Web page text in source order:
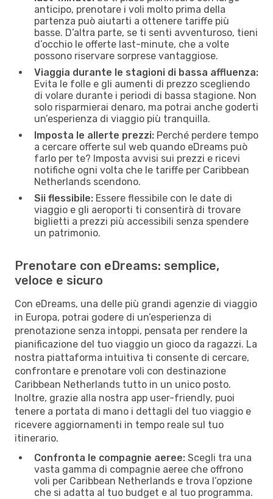
anticipo, prenotare i voli molto prima della
partenza può aiutarti a ottenere tariffe più
basse. D’altra parte, se ti senti avventuroso, tieni
d’occhio le offerte last-minute, che a volte
possono riservare sorprese vantaggiose.
Viaggia durante le stagioni di bassa affluenza:
Evita le folle e gli aumenti di prezzo scegliendo
di volare durante i periodi di bassa stagione. Non
solo risparmierai denaro, ma potrai anche goderti
un’esperienza di viaggio più tranquilla.
Imposta le allerte prezzi: Perché perdere tempo
a cercare offerte sul web quando eDreams può
farlo per te? Imposta avvisi sui prezzi e ricevi
notifiche ogni volta che le tariffe per Caribbean
Netherlands scendono.
Sii flessibile: Essere flessibile con le date di
viaggio e gli aeroporti ti consentirà di trovare
biglietti a prezzi più accessibili senza spendere
un patrimonio.
Prenotare con eDreams: semplice,
veloce e sicuro
Con eDreams, una delle più grandi agenzie di viaggio
in Europa, potrai godere di un’esperienza di
prenotazione senza intoppi, pensata per rendere la
pianificazione del tuo viaggio un gioco da ragazzi. La
nostra piattaforma intuitiva ti consente di cercare,
confrontare e prenotare voli con destinazione
Caribbean Netherlands tutto in un unico posto.
Inoltre, grazie alla nostra app user-friendly, puoi
tenere a portata di mano i dettagli del tuo viaggio e
ricevere aggiornamenti in tempo reale sul tuo
itinerario.
Confronta le compagnie aeree: Scegli tra una
vasta gamma di compagnie aeree che offrono
voli per Caribbean Netherlands e trova l’opzione
che si adatta al tuo budget e al tuo programma.